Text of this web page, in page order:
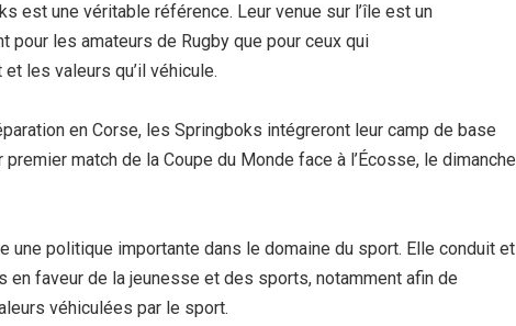
est une véritable référence. Leur venue sur l’île est un
pour les amateurs de Rugby que pour ceux qui
les valeurs qu’il véhicule.
en Corse, les Springboks intégreront leur camp de base
match de la Coupe du Monde face à l’Écosse, le dimanche
une politique importante dans le domaine du sport. Elle conduit et
en faveur de la jeunesse et des sports, notamment afin de
véhiculées par le sport.